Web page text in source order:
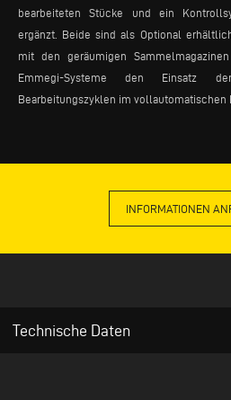
bearbeiteten Stücke und ein
ergänzt. Beide sind als Optional
mit den geräumigen
Emmegi-Systeme den Einsatz
Bearbeitungszyklen im vollautomatischen
INFORMATIONEN
Technische Daten